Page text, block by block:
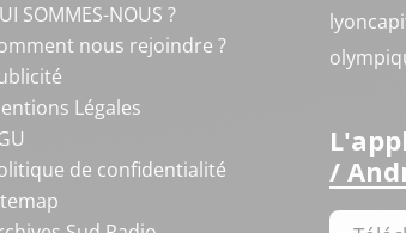
SOMMES-NOUS ?
nous rejoindre ?
Légales
de confidentialité
/